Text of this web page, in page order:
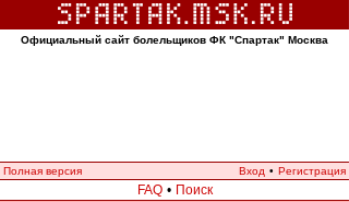
Официальный сайт болельщиков ФК "Спартак" Москва
Полная версия Вход • Регистрация
FAQ • Поиск